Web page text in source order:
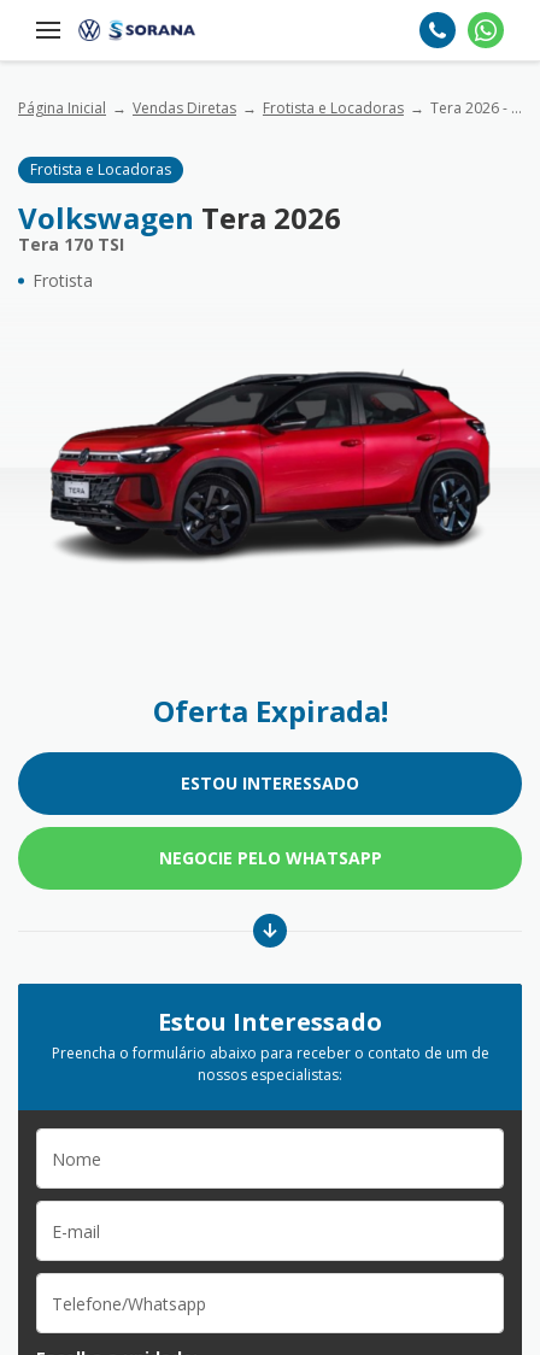
Página Inicial Vendas Diretas Frotista e Locadoras Tera 2026 - Tera 170 TSI
Frotista e Locadoras
Volkswagen Tera 2026
Tera 170 TSI
Frotista
Oferta Expirada!
ESTOU INTERESSADO
NEGOCIE PELO WHATSAPP
Estou Interessado
Preencha o formulário abaixo para receber o contato de um de
nossos especialistas: